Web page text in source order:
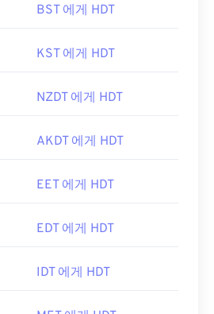
BST 에게 HDT
KST 에게 HDT
NZDT 에게 HDT
AKDT 에게 HDT
EET 에게 HDT
EDT 에게 HDT
IDT 에게 HDT